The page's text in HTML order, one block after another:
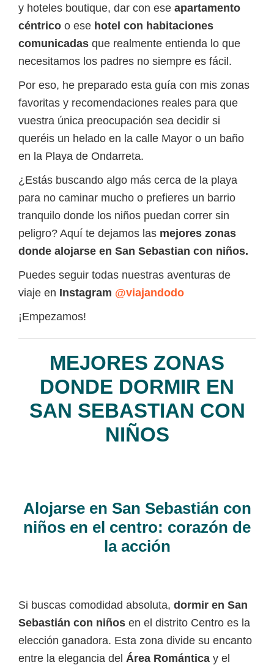
y hoteles boutique, dar con ese apartamento
céntrico o ese hotel con habitaciones
comunicadas que realmente entienda lo que
necesitamos los padres no siempre es fácil.
Por eso, he preparado esta guía con mis zonas
favoritas y recomendaciones reales para que
vuestra única preocupación sea decidir si
queréis un helado en la calle Mayor o un baño
en la Playa de Ondarreta.
¿Estás buscando algo más cerca de la playa
para no caminar mucho o prefieres un barrio
tranquilo donde los niños puedan correr sin
peligro? Aquí te dejamos las mejores zonas
donde alojarse en San Sebastian con niños.
Puedes seguir todas nuestras aventuras de
viaje en Instagram @viajandodo
¡Empezamos!
MEJORES ZONAS
DONDE DORMIR EN
SAN SEBASTIAN CON
NIÑOS
Alojarse en San Sebastián con
niños en el centro: corazón de
la acción
Si buscas comodidad absoluta, dormir en San
Sebastián con niños en el distrito Centro es la
elección ganadora. Esta zona divide su encanto
entre la elegancia del Área Romántica y el